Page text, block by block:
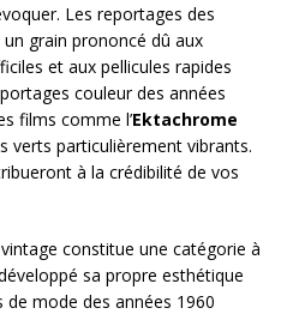
Les reportages des
grain prononcé dû aux
et aux pellicules rapides
couleur des années
films comme l’Ektachrome
verts particulièrement vibrants.
à la crédibilité de vos
vintage constitue une catégorie à
sa propre esthétique
mode des années 1960